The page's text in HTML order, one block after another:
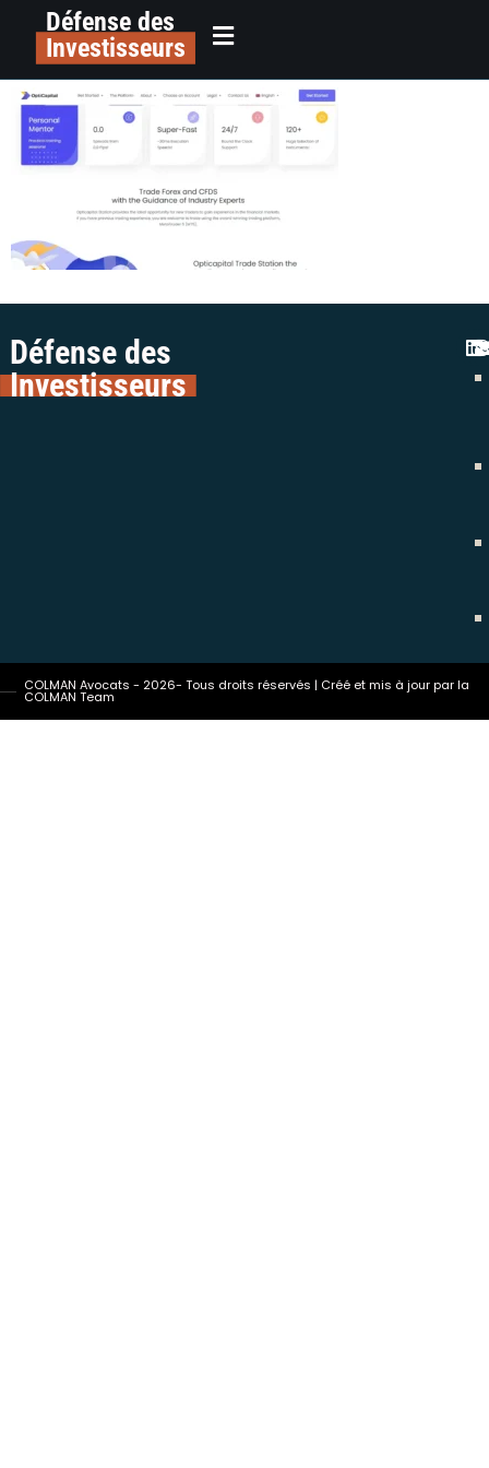
principalDéfense des
Investisseurs
alerte plateforme opti capital opti
escroquerie colman avocats
Défense des
Investisseurs
COLMAN Avocats - 2026- Tous droits réservés | Créé et mis à jour par la
COLMAN Team